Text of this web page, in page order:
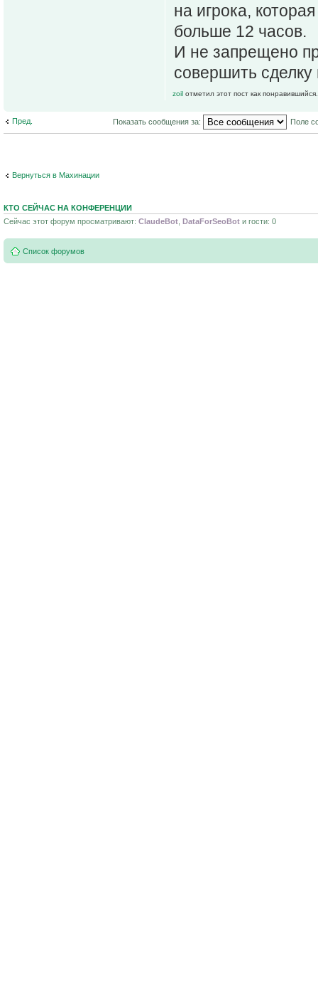
на игрока,
больше 12 часов.
И не запрещено
совершить
zoil отметил этот пост как понравившийся.
Пред. Показать сообщения за: Поле
Вернуться в Махинации
КТО СЕЙЧАС НА КОНФЕРЕНЦИИ
Сейчас этот форум просматривают: ClaudeBot DataForSeoBot и гости: 0
Список форумов